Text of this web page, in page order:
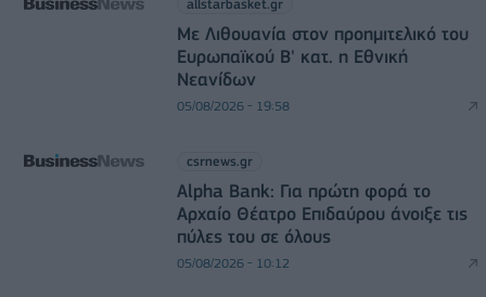
allstarbasket.gr
Με Λιθουανία στον προημιτελικό του
Ευρωπαϊκού Β' κατ. η Εθνική
Νεανίδων
05/08/2026 - 19:58
csrnews.gr
Alpha Bank: Για πρώτη φορά το
Αρχαίο Θέατρο Επιδαύρου άνοιξε τις
πύλες του σε όλους
05/08/2026 - 10:12